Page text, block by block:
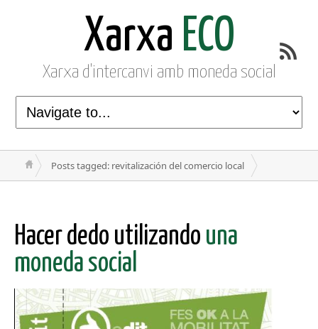
Xarxa ECO
Xarxa d'intercanvi amb moneda social
Posts tagged: revitalización del comercio local
Hacer dedo utilizando una
moneda social